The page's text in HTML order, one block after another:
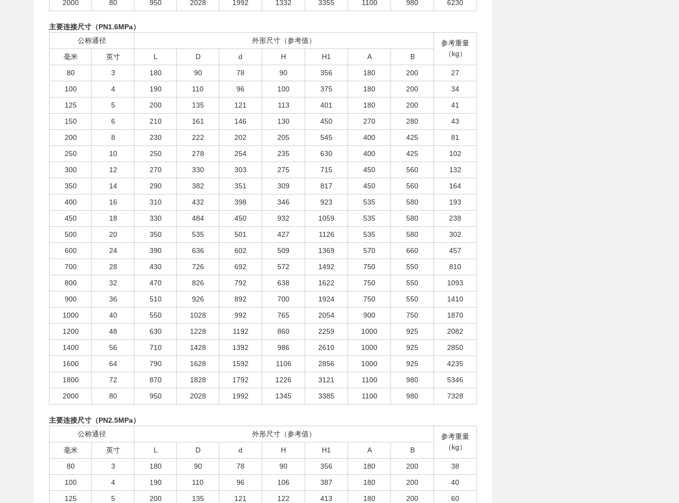
2000
80 950 2028 1992 1332 3355 1100 980 6230
主要连接尺寸（PN1.6MPa）
公称通径
外形尺寸（参考值）
参考重量
（kg）
毫米 英寸 L D d H H1 A
B
80
3 180 90 78 90 356 180 200
27
100
4 190 110 96 100 375 180 200
34
125
5 200 135 121 113 401 180 200
41
150
6 210 161 146 130 450 270 280
43
200
8 230 222 202 205 545 400 425
81
250
10 250 278 254 235 630 400 425
102
300
12 270 330 303 275 715 450 560
132
350
14 290 382 351 309 817 450 560
164
400
16 310 432 398 346 923 535 580
193
450
18 330 484 450 932 1059 535 580
238
500
20 350 535 501 427 1126 535 580
302
600
24 390 636 602 509 1369 570 660
457
700
28 430 726 692 572 1492 750 550
810
800
32 470 826 792 638 1622 750 550
1093
900
36 510 926 892 700 1924 750 550
1410
1000
40 550 1028 992 765 2054 900 750
1870
1200
48 630 1228 1192 860 2259 1000 925
2082
1400
56 710 1428 1392 986 2610 1000 925
2850
1600
64 790 1628 1592 1106 2856 1000 925
4235
1800
72 870 1828 1792 1226 3121 1100 980
5346
2000
80 950 2028 1992 1345 3385 1100 980 7328
主要连接尺寸（PN2.5MPa）
公称通径
外形尺寸（参考值）
参考重量
（kg）
毫米 英寸 L D d H H1 A
B
80
3 180 90 78 90 356 180 200
38
100
4 190 110 96 106 387 180 200
40
125
5 200 135 121 122 413 180 200 60